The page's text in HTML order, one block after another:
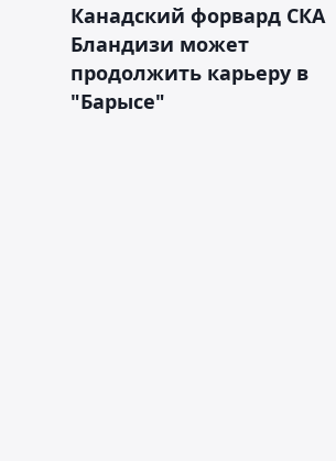
Канадский форвард СКА
Бландизи может
продолжить карьеру в
"Барысе"